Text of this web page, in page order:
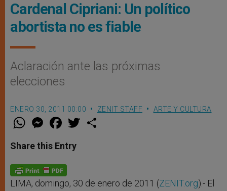
Cardenal Cipriani: Un político
abortista no es fiable
Aclaración ante las próximas
elecciones
ENERO 30, 2011 00:00 ZENIT STAFF ARTE Y CULTURA
W
t
s
p
p
M
e
s
e
g
e
r
F
a
e
b
o
k
w
Share this Entry
LIMA, domingo, 30 de enero de 2011 (ZENIT.org).- El